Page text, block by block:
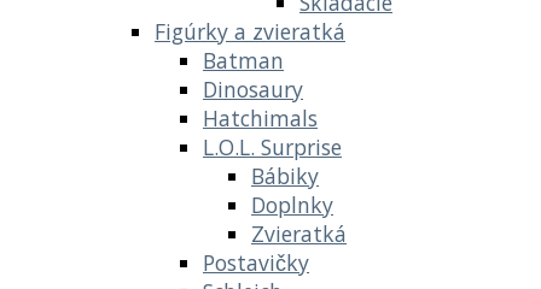
Figúrky a zvieratká
Batman
Dinosaury
Hatchimals
L.O.L. Surprise
Bábiky
Doplnky
Zvieratká
Postavičky